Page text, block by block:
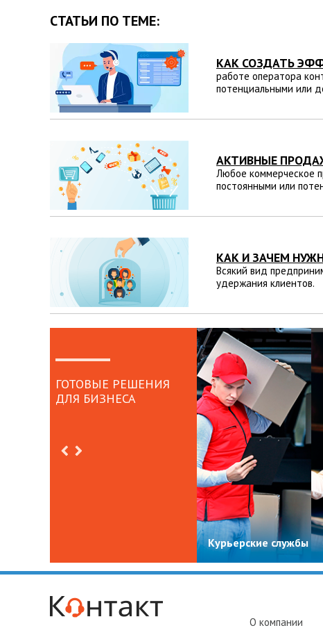
СТАТЬИ ПО ТЕМЕ:
КАК СОЗДАТЬ
работе оператора
потенциальными или
АКТИВНЫЕ
Любое коммерческое
постоянными или
КАК И ЗАЧЕМ
Всякий вид
удержания клиентов.
ГОТОВЫЕ РЕШЕНИЯ
ДЛЯ БИЗНЕСА
Курьерские службы
О компании